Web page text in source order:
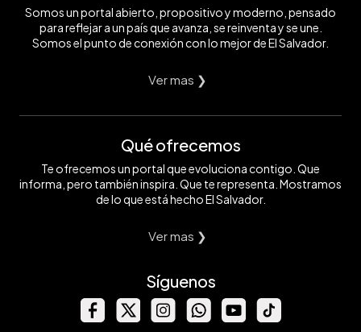
Somos un portal abierto, propositivo y moderno, pensado
para reflejar a un país que avanza, se reinventa y se une.
Somos el punto de conexión con lo mejor de El Salvador.
Ver mas ❯
Qué ofrecemos
Te ofrecemos un portal que evoluciona contigo. Que
informa, pero también inspira. Que te representa. Mostramos
de lo que está hecho El Salvador.
Ver mas ❯
Síguenos